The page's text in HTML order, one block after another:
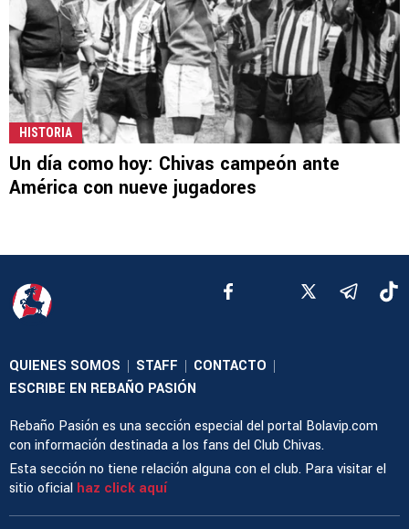
HISTORIA
Un día como hoy: Chivas campeón ante
América con nueve jugadores
QUIENES SOMOS | STAFF | CONTACTO |
ESCRIBE EN REBAÑO PASIÓN
Rebaño Pasión es una sección especial del portal Bolavip.com
con información destinada a los fans del Club Chivas.
Esta sección no tiene relación alguna con el club. Para visitar el
sitio oficial haz click aquí